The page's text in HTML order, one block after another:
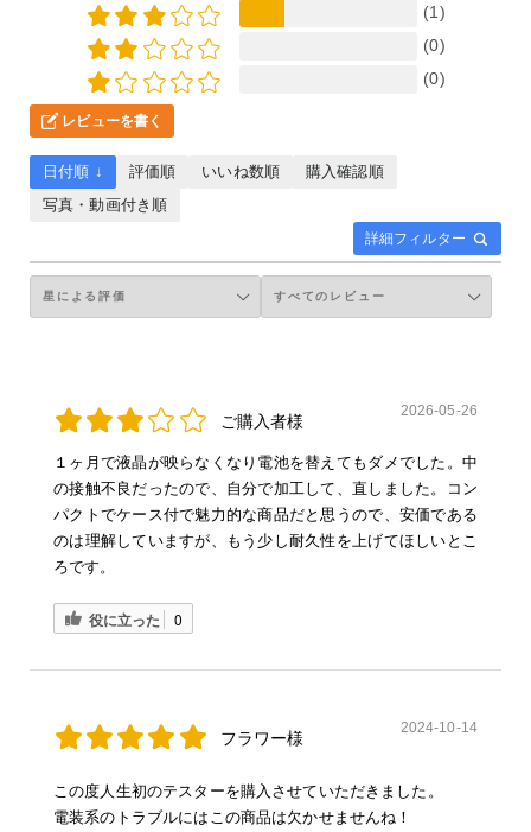
(1)
(0)
(0)
レビューを書く
詳細フィルター
日付順 ↓ 評価順 いいね数順
購入確認順
写真・動画付き順
ご購入者様
2026-05-26
１ヶ月で液晶が映らなくなり電池を替えてもダメでした。中
の接触不良だったので、自分で加工して、直しました。コン
パクトでケース付で魅力的な商品だと思うので、安価である
のは理解していますが、もう少し耐久性を上げてほしいとこ
ろです。
役に立った 0
フラワー様
2024-10-14
この度人生初のテスターを購入させていただきました。
電装系のトラブルにはこの商品は欠かせませんね！